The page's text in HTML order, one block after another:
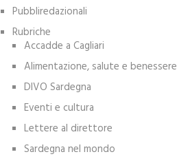
Pubbliredazionali
Rubriche
Accadde a Cagliari
Alimentazione, salute e benessere
DIVO Sardegna
Eventi e cultura
Lettere al direttore
Sardegna nel mondo